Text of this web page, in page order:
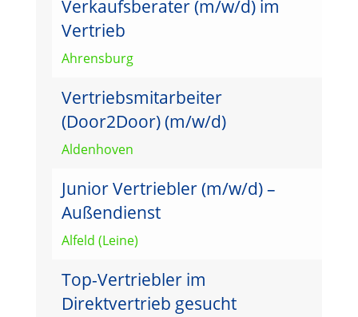
Verkaufsberater (m/w/d) im
Vertrieb
Ahrensburg
Vertriebsmitarbeiter
(Door2Door) (m/w/d)
Aldenhoven
Junior Vertriebler (m/w/d) –
Außendienst
Alfeld (Leine)
Top-Vertriebler im
Direktvertrieb gesucht